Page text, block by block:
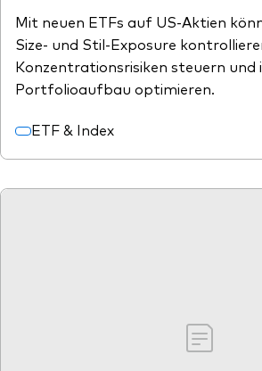
Mit neuen ETFs auf US-Aktien
Size- und Stil-Exposure
Konzentrationsrisiken steuern und
Portfolioaufbau optimieren.
ETF & Index